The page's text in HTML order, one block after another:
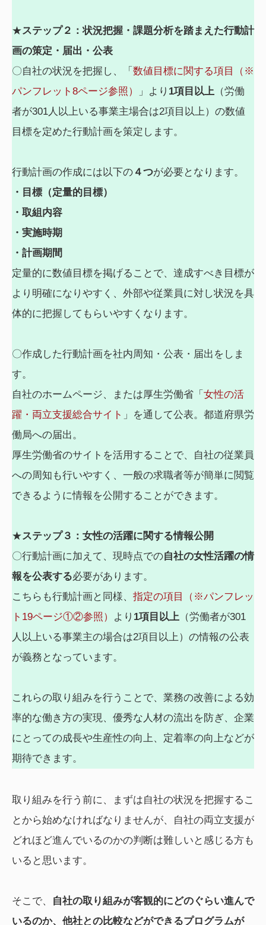
★ステップ２：状況把握・課題分析を踏まえた行動計
画の策定・届出・公表
〇自社の状況を把握し、「 数値目標に関する項目（※
パンフレット8ページ参照）
」より 1項目以上 （労働
者が301人以上いる事業主場合は2項目以上）の数値
目標を定めた行動計画を策定します。
行動計画の作成には以下の ４つが必要となります。
・目標（定量的目標）
・取組内容
・実施時期
・計画期間
定量的に数値目標を掲げることで、達成すべき目標が
より明確になりやすく、外部や従業員に対し状況を具
体的に把握してもらいやすくなります。
〇作成した行動計画を社内周知・公表・届出をしま
す。
自社のホームページ、または厚生労働省「 女性の活
躍・両立支援総合サイト 」を通して公表。都道府県労
働局への届出。
厚生労働省のサイトを活用することで、自社の従業員
への周知も行いやすく、一般の求職者等が簡単に閲覧
できるように情報を公開することができます。
★ステップ３：女性の活躍に関する情報公開
〇行動計画に加えて、現時点での自社の女性活躍の情
報を公表する必要があります。
こちらも行動計画と同様、 指定の項目（※パンフレッ
ト19ページ①②参照）
より 1項目以上 （労働者が301
人以上いる事業主の場合は2項目以上）の情報の公表
が義務となっています。
これらの取り組みを行うことで、業務の改善による効
率的な働き方の実現、優秀な人材の流出を防ぎ、企業
にとっての成長や生産性の向上、定着率の向上などが
期待できます。
取り組みを行う前に、まずは自社の状況を把握するこ
とから始めなければなりませんが、自社の両立支援が
どれほど進んでいるのかの判断は難しいと感じる方も
いると思います。
そこで、
自社の取り組みが客観的にどのぐらい進んで
いるのか、他社との比較などができるプログラムが